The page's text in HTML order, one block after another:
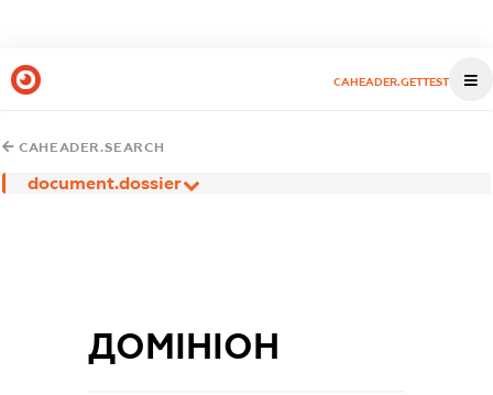
CAHEADER.GETTEST
CAHEADER.SEARCH
document.dossier
ДОМІНІОН